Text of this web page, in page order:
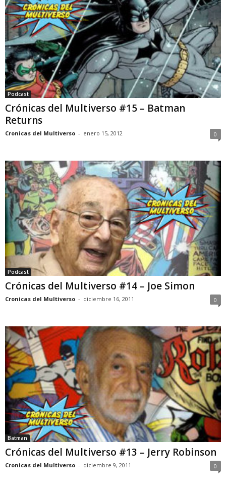
Podcast
Crónicas del Multiverso #15 – Batman
Returns
Cronicas del Multiverso - enero 15, 2012 0
Podcast
Crónicas del Multiverso #14 – Joe Simon
Cronicas del Multiverso - diciembre 16, 2011 0
Batman
Crónicas del Multiverso #13 – Jerry Robinson
Cronicas del Multiverso - diciembre 9, 2011 0